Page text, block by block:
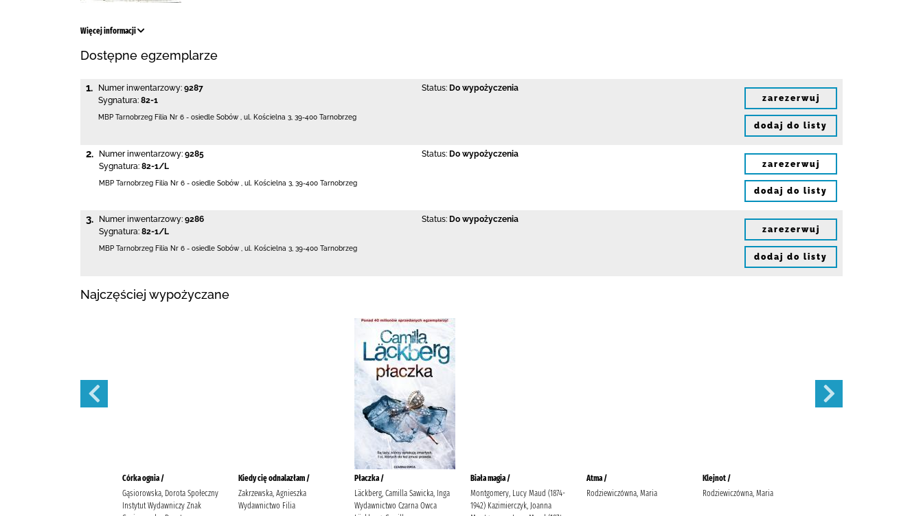
Więcej informacji
Dostępne egzemplarze
1. Numer inwentarzowy: 9287
Sygnatura: 82-1
Status: Do wypożyczenia
MBP Tarnobrzeg Filia Nr 6 - osiedle Sobów ul. Kościelna 3 39-400 Tarnobrzeg
zarezerwuj
dodaj do listy
2. Numer inwentarzowy: 9285
Sygnatura: 82-1/L
Status: Do wypożyczenia
MBP Tarnobrzeg Filia Nr 6 - osiedle Sobów ul. Kościelna 3 39-400 Tarnobrzeg
zarezerwuj
dodaj do listy
3. Numer inwentarzowy: 9286
Sygnatura: 82-1/L
Status: Do wypożyczenia
MBP Tarnobrzeg Filia Nr 6 - osiedle Sobów , ul. Kościelna 3, 39-400 Tarnobrzeg
zarezerwuj
dodaj do listy
Najczęściej wypożyczane
Córka ognia /
Gąsiorowska, Dorota Społeczny
Instytut Wydawniczy Znak
Kiedy cię odnalazłam /
Zakrzewska, Agnieszka
Wydawnictwo Filia
Płaczka /
Läckberg, Camilla Sawicka, Inga
Wydawnictwo Czarna Owca
Biała magia /
Montgomery, Lucy Maud (1874-
1942) Kazimierczyk, Joanna
Atma /
Rodziewiczówna, Maria
Klejnot /
Rodziewiczówna, Maria